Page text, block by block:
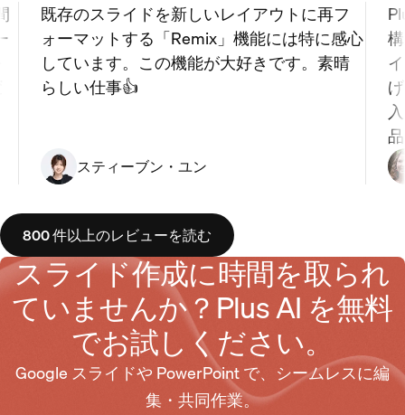
既存のスライドを新しいレイアウトに再フ
ォーマットする「Remix」機能には特に感心
しています。この機能が大好きです。素晴
らしい仕事👍
スティーブン・ユン
800 件以上のレビューを読む
スライド作成に時間を取られ
ていませんか？Plus AI を無料
でお試しください。
Google スライドや PowerPoint で、シームレスに編
集・共同作業。